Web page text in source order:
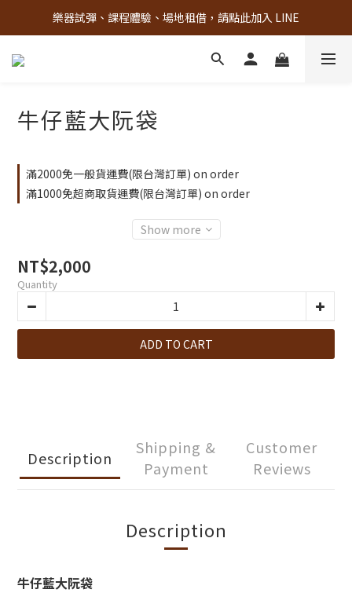
古亭門市 + 先進音樂教室週末假日皆有營業
樂器試彈、課程體驗、場地租借，請點此加入 LINE
古亭門市 + 先進音樂教室週末假日皆有營業
牛仔藍大阮袋
滿2000免一般貨運費(限台灣訂單) on order
滿1000免超商取貨運費(限台灣訂單) on order
Show more
NT$2,000
Quantity
ADD TO CART
Description
Shipping &
Payment
Customer
Reviews
Description
牛仔藍大阮袋